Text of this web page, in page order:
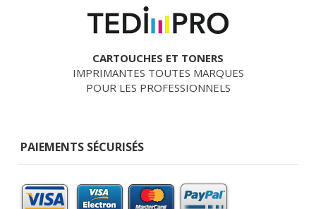
CARTOUCHES ET TONERS
IMPRIMANTES TOUTES MARQUES
POUR LES PROFESSIONNELS
PAIEMENTS SÉCURISÉS